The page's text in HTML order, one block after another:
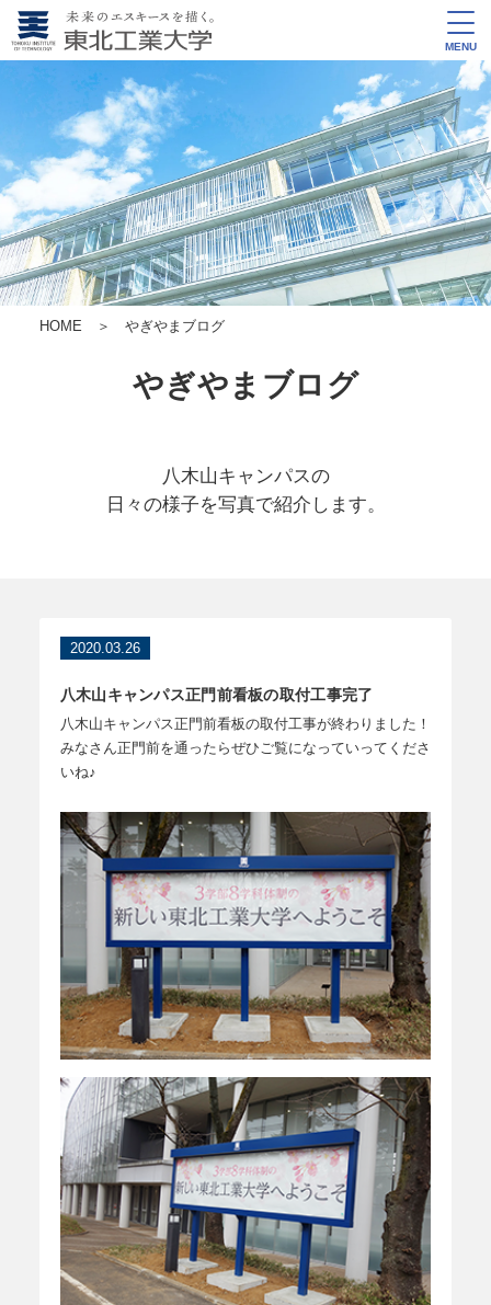
MENU
HOME ＞ やぎやまブログ
やぎやまブログ
八木山キャンパスの
日々の様子を写真で紹介します。
2020.03.26
八木山キャンパス正門前看板の取付工事完了
八木山キャンパス正門前看板の取付工事が終わりました！
みなさん正門前を通ったらぜひご覧になっていってくださ
いね♪